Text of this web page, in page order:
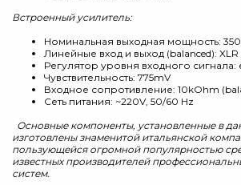
Встроенный усилитель:
Номинальная выходная мощность:
Линейные вход и выход (balanced): XLR
Регулятор уровня входного сигнала:
Чувствительность: 775mV
Входное сопротивление: 10kOhm
Сеть питания: ~220V, 50/60 Hz
Основные компоненты, установленные в
изготовлены знаменитой итальянской
пользующейся огромной популярностью
известных производителей
систем.